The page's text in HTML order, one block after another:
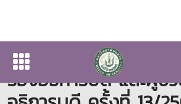
การประชุมคณะกรรมก
รองอธิการบดี และผู้ช่